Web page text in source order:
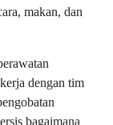
makan, dan
dengan tim
bagaimana